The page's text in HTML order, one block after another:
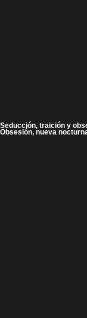
Seducción, traición y
Obsesión, nueva